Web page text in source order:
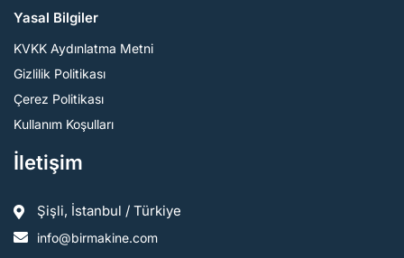
Yasal Bilgiler
KVKK Aydınlatma Metni
Gizlilik Politikası
Çerez Politikası
Kullanım Koşulları
İletişim
Şişli, İstanbul / Türkiye
info@birmakine.com